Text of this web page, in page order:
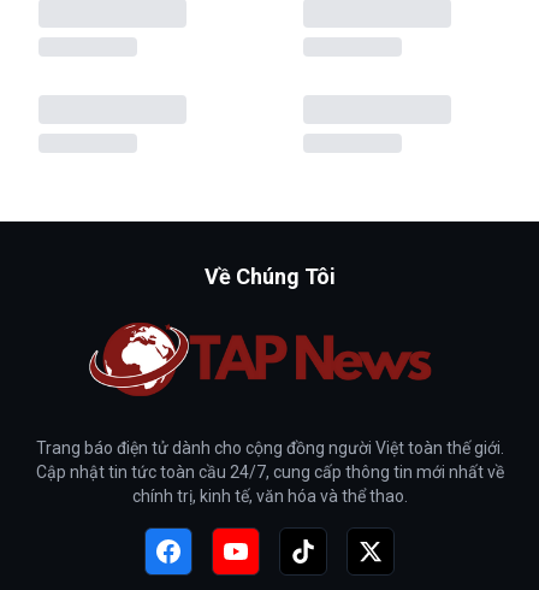
Về Chúng Tôi
Trang báo điện tử dành cho cộng đồng người Việt toàn thế giới.
Cập nhật tin tức toàn cầu 24/7, cung cấp thông tin mới nhất về
chính trị, kinh tế, văn hóa và thể thao.